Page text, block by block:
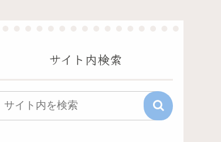
サイト内検索